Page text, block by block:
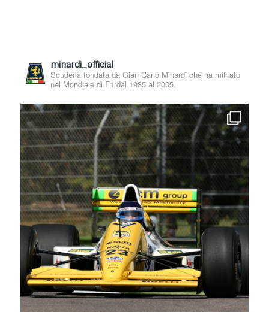
minardi_official
Scuderia fondata da Gian Carlo Minardi che ha militato
nel Mondiale di F1 dal 1985 al 2005.